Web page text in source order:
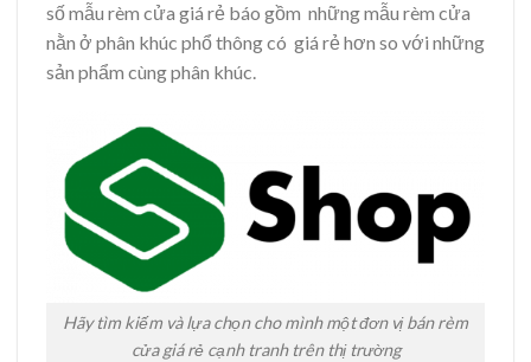
số mẫu rèm cửa giá rẻ báo gồm những mẫu rèm cửa
nằn ở phân khúc phổ thông có giá rẻ hơn so với những
sản phẩm cùng phân khúc.
Hãy tìm kiếm và lựa chọn cho mình một đơn vị bán rèm
cửa giá rẻ cạnh tranh trên thị trường